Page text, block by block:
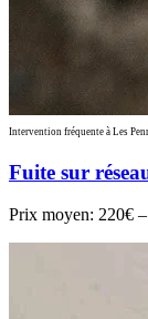
Intervention fréquente à Les
Fuite sur
Prix moyen: 220€